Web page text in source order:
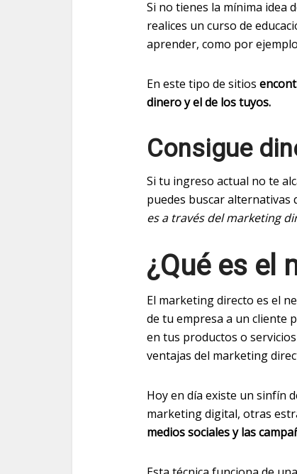
Si no tienes la mínima idea
realices un curso de
aprender, como por
En este tipo de sitios
dinero y el de los tuyos.
Consigue
Si tu ingreso actual no te
puedes buscar alternativas
es a través del marketing
¿Qué es el
El marketing directo es el
de tu empresa a un cliente
en tus productos o
ventajas del marketing
Hoy en día existe un sinfín
marketing digital, otras
medios sociales y las